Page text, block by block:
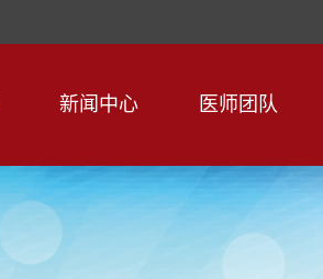
新闻中心 医师团队